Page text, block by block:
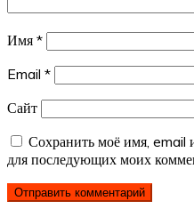
Имя *
Email *
Сайт
Сохранить моё имя, email
для последующих моих